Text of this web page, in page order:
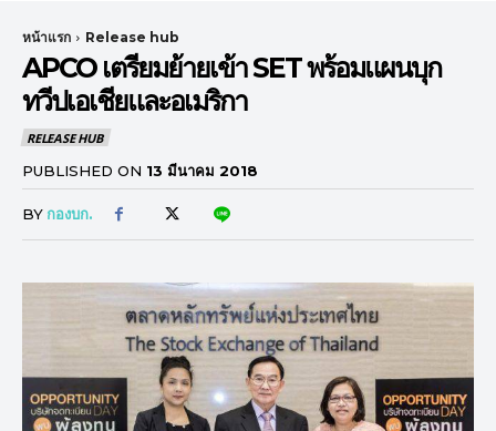
หน้าแรก Release hub
APCO เตรียมย้ายเข้า SET พร้อมแผนบุก
ทวีปเอเชียและอเมริกา
RELEASE HUB
PUBLISHED ON 13 มีนาคม 2018
BY กองบก.